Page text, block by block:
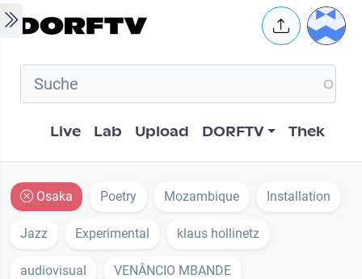
Skip to main content User
Hauptnavigation
Live Lab Upload DORFTV Thek
Osaka Poetry Mozambique Installation
Jazz Experimental klaus hollinetz
audiovisual VENÂNCIO MBANDE